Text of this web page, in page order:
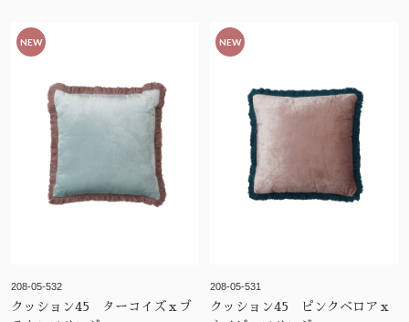
NEW
208-05-532
クッション45 ターコイズｘブ
NEW
208-05-531
クッション45 ピンクベロアｘ